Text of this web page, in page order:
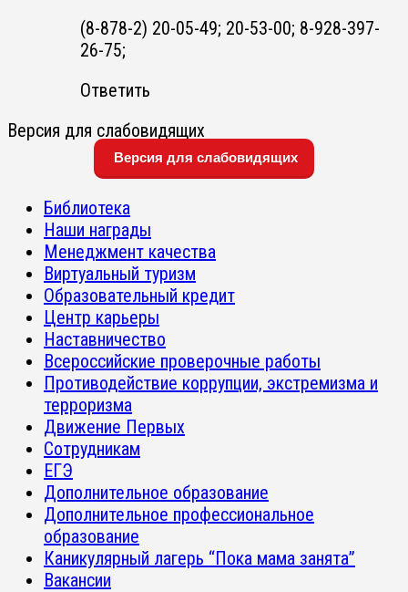
(8-878-2) 20-05-49; 20-53-00; 8-928-397-
26-75;
Ответить
Версия для слабовидящих
Версия для слабовидящих
Библиотека
Наши награды
Менеджмент качества
Виртуальный туризм
Образовательный кредит
Центр карьеры
Наставничество
Всероссийские проверочные работы
Противодействие коррупции, экстремизма и
терроризма
Движение Первых
Сотрудникам
ЕГЭ
Дополнительное образование
Дополнительное профессиональное
образование
Каникулярный лагерь “Пока мама занята”
Вакансии